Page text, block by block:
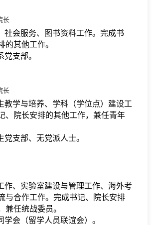
长
社会服务、图书资料工作。完成书
的其他工作。
党支部。
长
教学与培养、学科（学位点）建设工
、院长安排的其他工作，兼任青年
党支部、无党派人士。
作、实验室建设与管理工作、海外考
与合作工作。完成书记、院长安排
兼任统战委员。
学会（留学人员联谊会）。